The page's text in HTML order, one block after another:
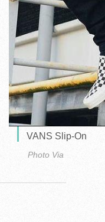
VANS Slip-On
Photo Via